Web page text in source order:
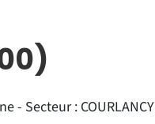
- Secteur : COURLANCY